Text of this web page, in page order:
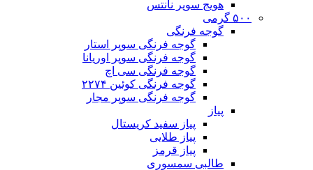
هویج سوپر نانتس
۵۰۰ گرمی
گوجه فرنگی
گوجه فرنگی سوپر استار
گوجه فرنگی سوپر اوریانا
گوجه فرنگی سی اچ
گوجه فرنگی کوئین ۲۲۷۴
گوجه فرنگی سوپر مجار
پیاز
پیاز سفید کریستال
پیاز طلایی
پیاز قرمز
طالبی سمسوری